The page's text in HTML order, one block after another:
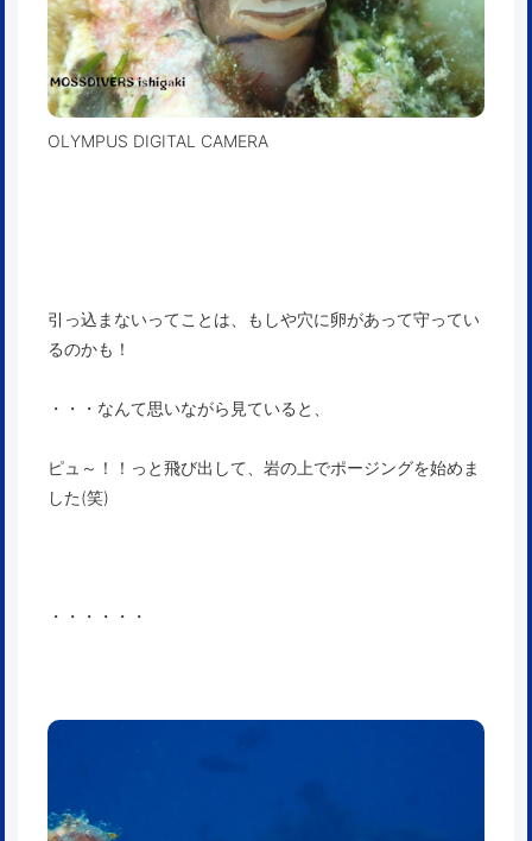
OLYMPUS DIGITAL CAMERA
引っ込まないってことは、もしや穴に卵があって守ってい
るのかも！
・・・なんて思いながら見ていると、
ピュ～！！っと飛び出して、岩の上でポージングを始めま
した(笑)
・・・・・・